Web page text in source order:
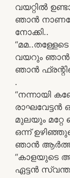
വയറ്റിൽ
ഞാന്‍
നോക്കി..
വയറും ഞാന്‍
ഞാന്‍
.
“നന്നായി
മുലയും
ഒന്ന്‌
ഞാന്‍
“കാളയുടെ
ഏട്ടന്‍